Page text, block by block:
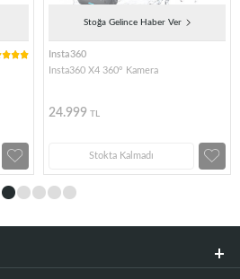
Stoğa Gelince Haber Ver
Insta360
Insta360 X4 360° Kamera
24.999 TL
Stokta Kalmadı